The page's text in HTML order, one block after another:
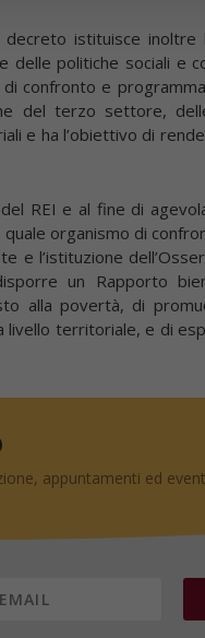
decreto istituisce
delle politiche sociali e
confronto e
del terzo settore,
e ha l’obiettivo di
REI e al fine di
organismo di
e l’istituzione
un Rapporto
alla povertà, di
livello territoriale, e di
appuntamenti ed